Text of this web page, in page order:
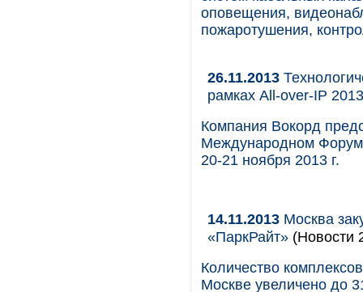
оповещения,
пожаротушения,
26.11.2013
рамках All-over-IP 2013
Компания Вокорд
Международном
20-21 ноября 2013 г.
14.11.2013 Москва
«ПаркРайт» (Новости
Количество
Москве увеличено до